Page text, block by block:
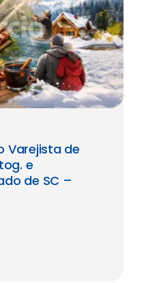
Varejista de
e
de SC –